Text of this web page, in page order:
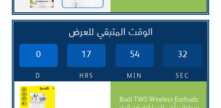
الوقت المتبقي للعرض
0 17 54 30
D HRS MIN SEC
Budi TWS Wireless Earbuds